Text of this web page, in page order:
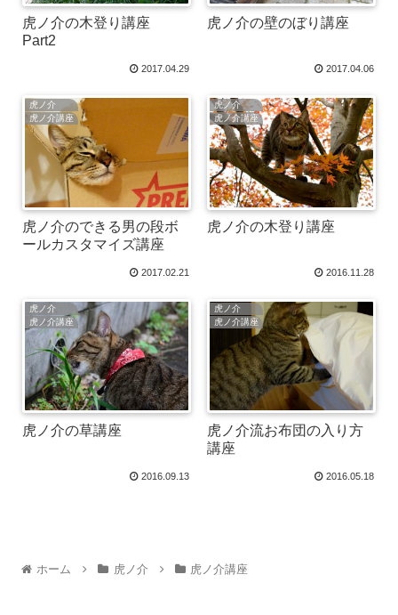
虎ノ介の木登り講座
Part2
2017.04.29
虎ノ介の壁のぼり講座
2017.04.06
虎ノ介
虎ノ介講座
虎ノ介のできる男の段ボ
ールカスタマイズ講座
2017.02.21
虎ノ介
虎ノ介講座
虎ノ介の木登り講座
2016.11.28
虎ノ介
虎ノ介講座
虎ノ介の草講座
2016.09.13
虎ノ介
虎ノ介講座
虎ノ介流お布団の入り方
講座
2016.05.18
ホーム 虎ノ介 虎ノ介講座